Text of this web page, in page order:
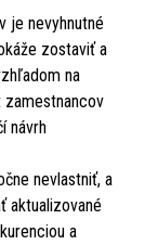
je nevyhnutné
zostaviť a
na
zamestnancov
návrh
nevlastniť, a
aktualizované
a